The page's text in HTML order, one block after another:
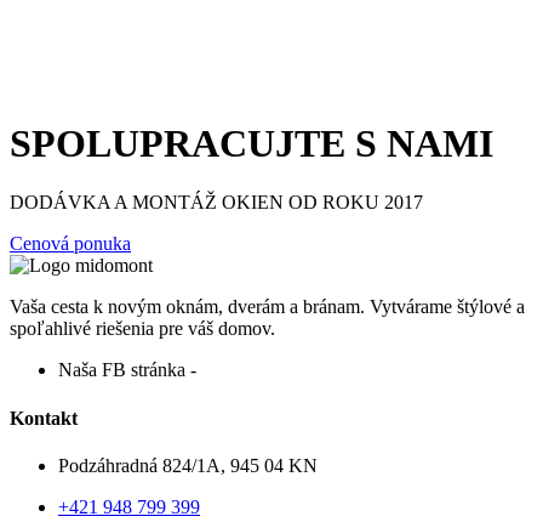
SPOLUPRACUJTE S NAMI
DODÁVKA A MONTÁŽ OKIEN OD ROKU 2017
Cenová ponuka
Vaša cesta k novým oknám, dverám a bránam. Vytvárame štýlové a
spoľahlivé riešenia pre váš domov.
Naša FB stránka -
Kontakt
Podzáhradná 824/1A, 945 04 KN
+421 948 799 399